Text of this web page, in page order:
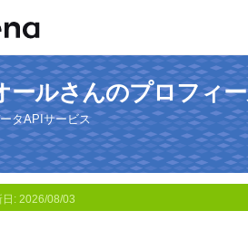
ールさんのプロフィ
タAPIサービス
日: 2026/08/03